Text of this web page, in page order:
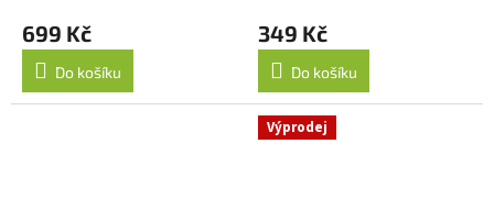
699 Kč
Do košíku
349 Kč
Do košíku
Výprodej